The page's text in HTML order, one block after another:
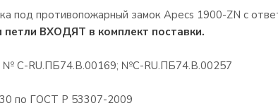
под противопожарный замок Apecs 1900-ZN с
петли ВХОДЯТ в комплект поставки.
№ С-RU.ПБ74.В.00169; №С-RU.ПБ74.В.00257
по ГОСТ Р 53307-2009